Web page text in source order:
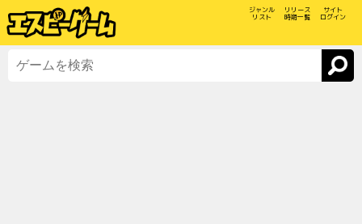
ジャンル
リスト
リリース
時期一覧
サイト
ログイン